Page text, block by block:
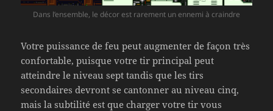
Dans l’ensemble, le décor est rarement un ennemi à craindre
Votre puissance de feu peut augmenter de façon très
confortable, puisque votre tir principal peut
atteindre le niveau sept tandis que les tirs
secondaires devront se cantonner au niveau cinq,
mais la subtilité est que charger votre tir vous